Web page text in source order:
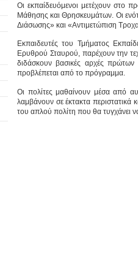
Οι εκπαίδευόμενοι μετέχουν στο
Μάθησης και Θρησκευμάτων. Οι
Διάσωσης» και «Αντιμετώπιση
Εκπαιδευτές του Τμήματος
Ερυθρού Σταυρού, παρέχουν την
διδάσκουν βασικές αρχές
προβλέπεται από το πρόγραμμα.
Οι πολίτες μαθαίνουν μέσα από
λαμβάνουν σε έκτακτα περιστατικά
του απλού πολίτη που θα τυγχάνει